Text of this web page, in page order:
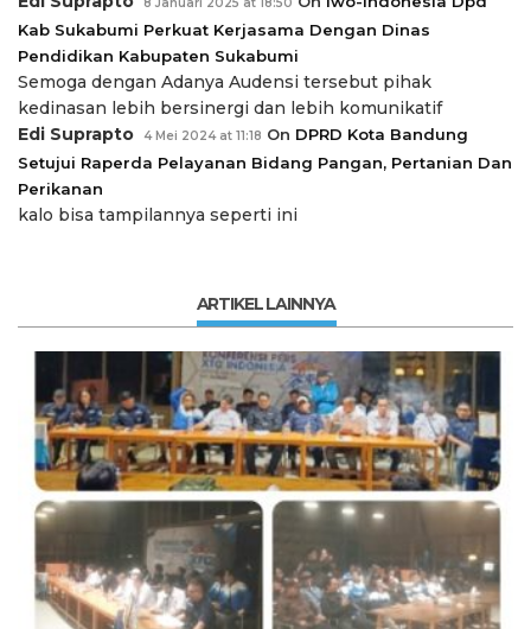
8 Januari 2025 at 18:50
Kab Sukabumi Perkuat Kerjasama Dengan Dinas
Pendidikan Kabupaten Sukabumi
Semoga dengan Adanya Audensi tersebut pihak
kedinasan lebih bersinergi dan lebih komunikatif
Edi Suprapto
4 Mei 2024 at 11:18 On DPRD Kota Bandung
Setujui Raperda Pelayanan Bidang Pangan, Pertanian Dan
Perikanan
kalo bisa tampilannya seperti ini
ARTIKEL LAINNYA